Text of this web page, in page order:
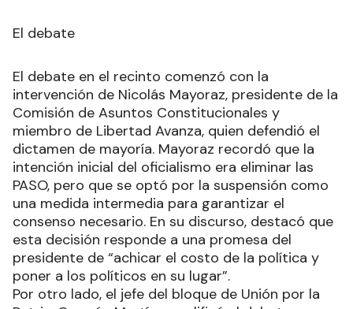
El debate
El debate en el recinto comenzó con la
intervención de Nicolás Mayoraz, presidente de la
Comisión de Asuntos Constitucionales y
miembro de Libertad Avanza, quien defendió el
dictamen de mayoría. Mayoraz recordó que la
intención inicial del oficialismo era eliminar las
PASO, pero que se optó por la suspensión como
una medida intermedia para garantizar el
consenso necesario. En su discurso, destacó que
esta decisión responde a una promesa del
presidente de “achicar el costo de la política y
poner a los políticos en su lugar”.
Por otro lado, el jefe del bloque de Unión por la